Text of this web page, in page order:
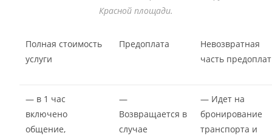
Красной площади.
Полная стоимость
услуги
Предоплата
Невозвратная
часть
— в 1 час
включено
общение,
—
Возвращается в
случае
— Идет на
бронирование
транспорта и